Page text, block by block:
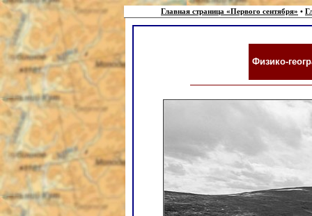
Главная страница «Первого сентября» •
Физико-